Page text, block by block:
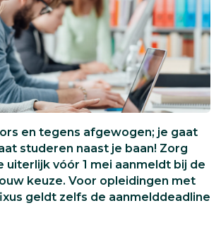
en tegens afgewogen; je gaat
studeren naast je baan! Zorg
uiterlijk vóór 1 mei aanmeldt bij de
keuze. Voor opleidingen met
geldt zelfs de aanmelddeadline